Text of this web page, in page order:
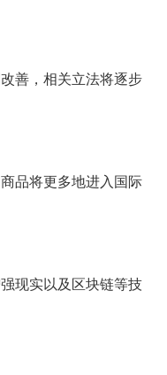
善，相关立法将逐步
品将更多地进入国际
现实以及区块链等技